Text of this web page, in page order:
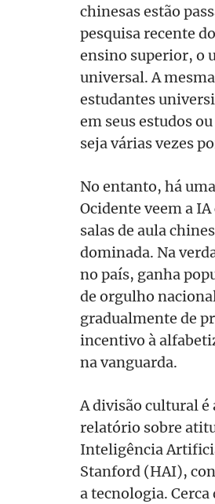
chinesas estão
pesquisa recente
ensino superior, o
universal. A
estudantes
em seus estudos
seja várias vezes
No entanto, há
Ocidente veem a
salas de aula
dominada. Na
no país, ganha
de orgulho
gradualmente de
incentivo à
na vanguarda.
A divisão cultural
relatório sobre
Inteligência
Stanford (HAI),
a tecnologia.